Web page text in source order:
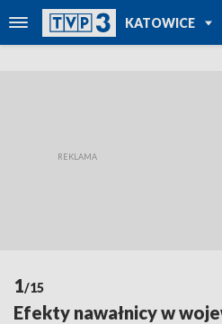
KATOWICE
TVP REGIONY
1/15
Efekty nawałnicy w